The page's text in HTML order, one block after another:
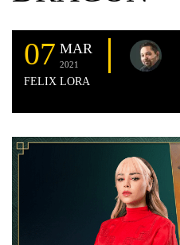
07 MAR
2021
FELIX LORA